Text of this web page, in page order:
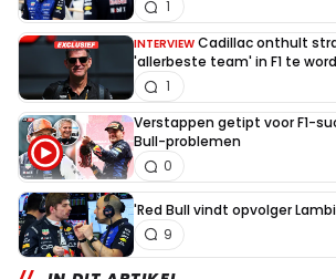
1
INTERVIEW Cadillac onthult
'allerbeste team' in F1 te
1
Verstappen getipt voor F1-
Bull-problemen
0
'Red Bull vindt opvolger
9